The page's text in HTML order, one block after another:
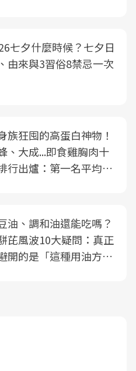
七夕什麼時候？七夕日
由來與3習俗8禁忌一次
族狂囤的高蛋白神物！
、大成...即食雞胸肉十
行出爐：第一名平均一
油、調和油還能吃嗎？
芘風波10大疑問：真正
開的是「這種用油方